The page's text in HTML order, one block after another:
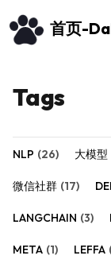
首页-
Tags
NLP (26) 大模型
微信社群 (17)
LANGCHAIN (3)
META (1) LEFFA